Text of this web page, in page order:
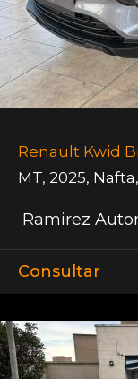
Renault Kwid
MT, 2025, Nafta,
Ramirez
Consultar